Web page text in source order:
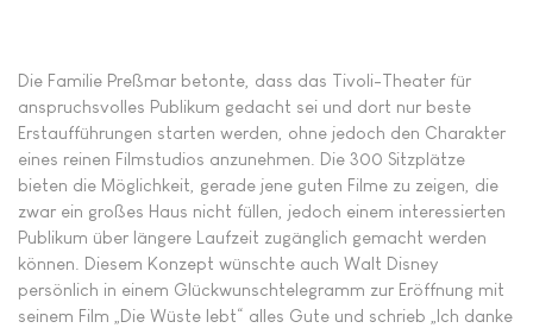
Die Familie Preßmar betonte, dass das Tivoli-Theater für
anspruchsvolles Publikum gedacht sei und dort nur beste
Erstaufführungen starten werden, ohne jedoch den Charakter
eines reinen Filmstudios anzunehmen. Die 300 Sitzplätze
bieten die Möglichkeit, gerade jene guten Filme zu zeigen, die
zwar ein großes Haus nicht füllen, jedoch einem interessierten
Publikum über längere Laufzeit zugänglich gemacht werden
können. Diesem Konzept wünschte auch Walt Disney
persönlich in einem Glückwunschtelegramm zur Eröffnung mit
seinem Film „Die Wüste lebt“ alles Gute und schrieb „Ich danke